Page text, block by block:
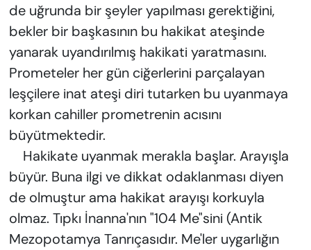
de uğrunda bir şeyler yapılması gerektiğini,
bekler bir başkasının bu hakikat ateşinde
yanarak uyandırılmış hakikati yaratmasını.
Prometeler her gün ciğerlerini parçalayan
leşçilere inat ateşi diri tutarken bu uyanmaya
korkan cahiller prometrenin acısını
büyütmektedir.
Hakikate uyanmak merakla başlar. Arayışla
büyür. Buna ilgi ve dikkat odaklanması diyen
de olmuştur ama hakikat arayışı korkuyla
olmaz. Tıpkı İnanna'nın "104 Me"sini (Antik
Mezopotamya Tanrıçasıdır. Me'ler uygarlığın